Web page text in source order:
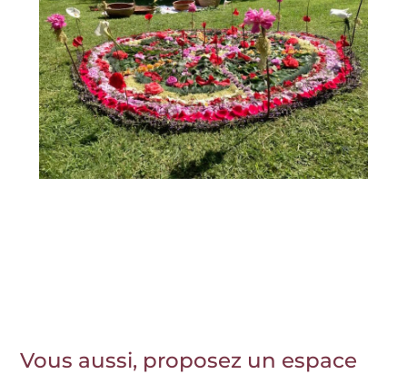
Vous aussi, proposez un espace